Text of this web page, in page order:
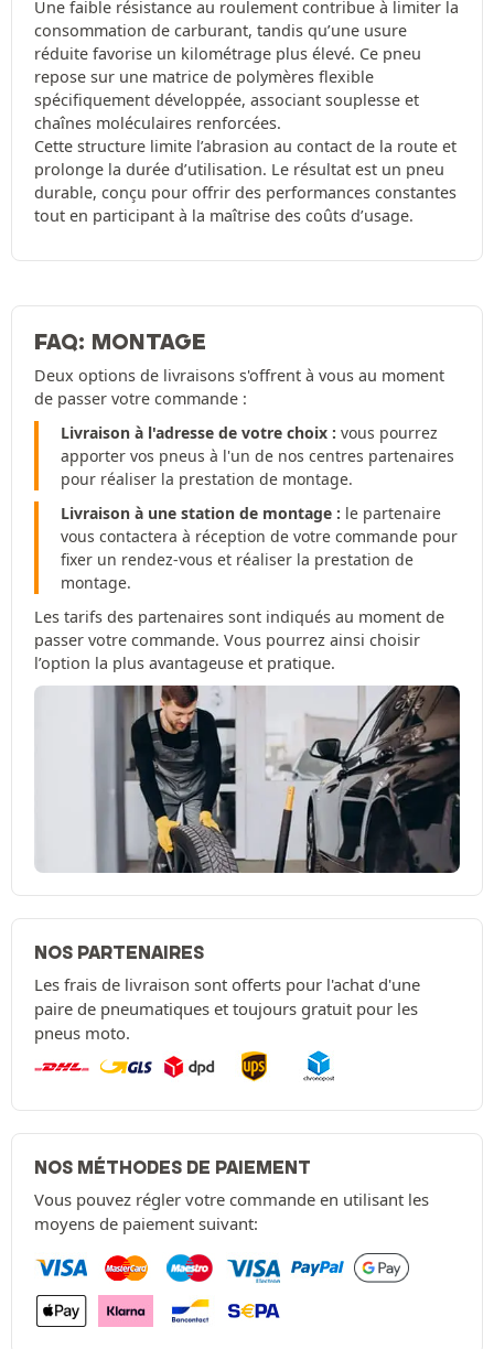
Une faible résistance au roulement contribue à limiter la
consommation de carburant, tandis qu’une usure
réduite favorise un kilométrage plus élevé. Ce pneu
repose sur une matrice de polymères flexible
spécifiquement développée, associant souplesse et
chaînes moléculaires renforcées.
Cette structure limite l’abrasion au contact de la route et
prolonge la durée d’utilisation. Le résultat est un pneu
durable, conçu pour offrir des performances constantes
tout en participant à la maîtrise des coûts d’usage.
FAQ: MONTAGE
Deux options de livraisons s'offrent à vous au moment
de passer votre commande :
Livraison à l'adresse de votre choix : vous pourrez
apporter vos pneus à l'un de nos centres partenaires
pour réaliser la prestation de montage.
Livraison à une station de montage : le partenaire
vous contactera à réception de votre commande pour
fixer un rendez-vous et réaliser la prestation de
montage.
Les tarifs des partenaires sont indiqués au moment de
passer votre commande. Vous pourrez ainsi choisir
l’option la plus avantageuse et pratique.
NOS PARTENAIRES
Les frais de livraison sont offerts pour l'achat d'une
paire de pneumatiques et toujours gratuit pour les
pneus moto.
NOS MÉTHODES DE PAIEMENT
Vous pouvez régler votre commande en utilisant les
moyens de paiement suivant: